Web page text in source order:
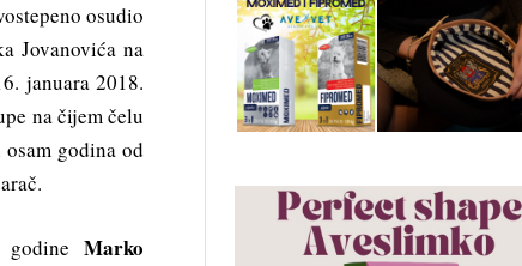
osudio
Jovanovića na
januara 2018.
na čijem čelu
godina od
godineMarko